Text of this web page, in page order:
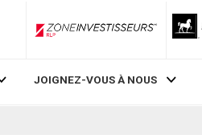
ZoneInvestisseurs RLP
JOIGNEZ-VOUS À NOUS